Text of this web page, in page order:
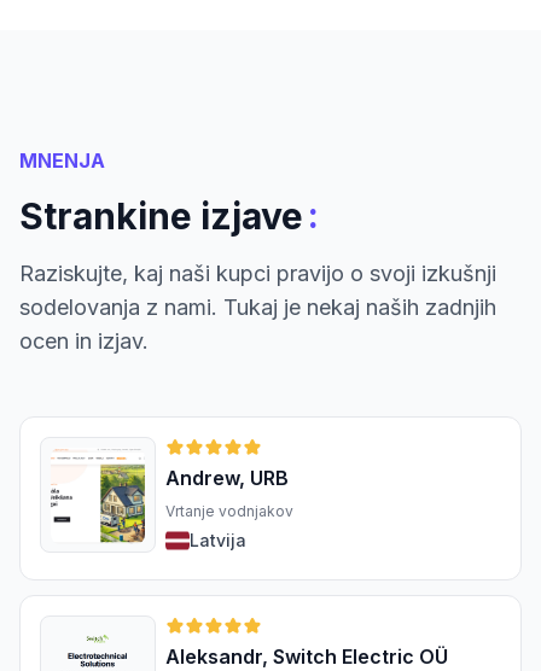
MNENJA
Strankine izjave:
Raziskujte, kaj naši kupci pravijo o svoji izkušnji
sodelovanja z nami. Tukaj je nekaj naših zadnjih
ocen in izjav.
Andrew, URB
Vrtanje vodnjakov
Latvija
Aleksandr, Switch Electric OÜ